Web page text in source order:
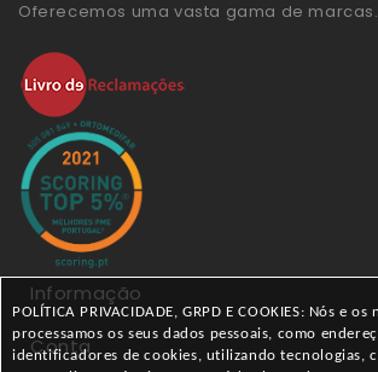
Oferecemos uma vasta gama de marcas.
Informação
Conta
POLÍTICA PRIVACIDADE, GRPD E COOKIES: Nós e
processamos os seus dados pessoais, como
identificadores de cookies, utilizando tecnologias,